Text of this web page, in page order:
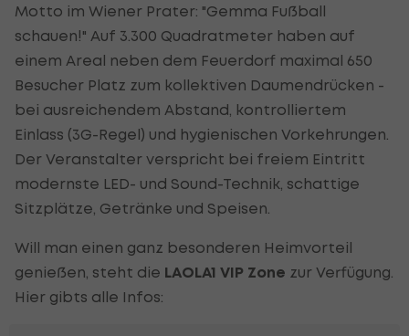
Motto im Wiener Prater: "Gemma Fußball
schauen!" Auf 3.300 Quadratmeter haben auf
einem Areal neben dem Feuerdorf maximal 650
Besucher Platz zum kollektiven Daumendrücken -
bei ausreichendem Abstand, kontrolliertem
Einlass (3G-Regel) und hygienischen Vorkehrungen.
Der Veranstalter verspricht bei freiem Eintritt
modernste LED- und Sound-Technik, schattige
Sitzplätze, Getränke und Speisen.
Will man einen ganz besonderen Heimvorteil
genießen, steht die LAOLA1 VIP Zone zur Verfügung.
Hier gibts alle Infos: